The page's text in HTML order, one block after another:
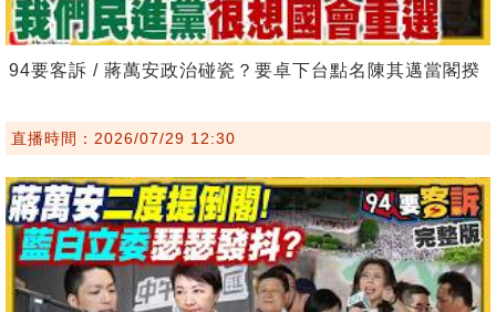
94要客訴 / 蔣萬安政治碰瓷？要卓下台點名陳其邁當閣揆
直播時間：2026/07/29 12:30